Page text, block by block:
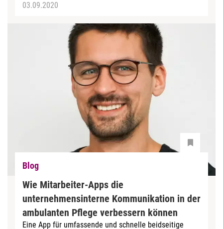
03.09.2020
Blog
Wie Mitarbeiter-Apps die
unternehmensinterne Kommunikation in der
ambulanten Pflege verbessern können
Eine App für umfassende und schnelle beidseitige